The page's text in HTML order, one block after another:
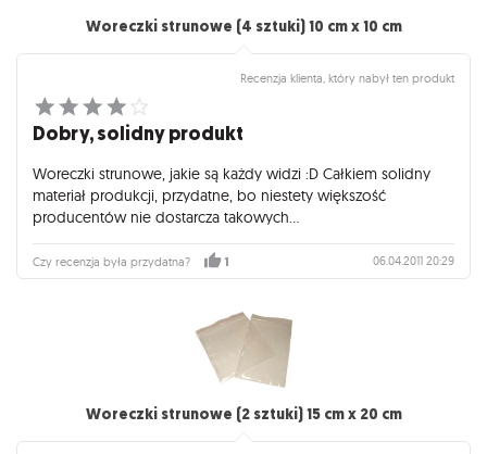
Woreczki strunowe (4 sztuki) 10 cm x 10 cm
Recenzja klienta, który nabył ten produkt
Dobry, solidny produkt
Woreczki strunowe, jakie są każdy widzi :D Całkiem solidny
materiał produkcji, przydatne, bo niestety większość
producentów nie dostarcza takowych...
Czy recenzja była przydatna? 1 06.04.2011 20:29
Woreczki strunowe (2 sztuki) 15 cm x 20 cm